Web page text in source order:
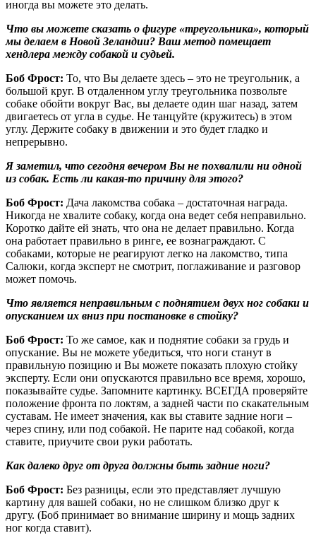
иногда вы можете это делать.
Что вы можете сказать о фигуре «треугольника», который
мы делаем в Новой Зеландии? Ваш метод помещает
хендлера между собакой и судьей.
Боб Фрост: То, что Вы делаете здесь – это не треугольник, а
большой круг. В отдаленном углу треугольника позвольте
собаке обойти вокруг Вас, вы делаете один шаг назад, затем
двигаетесь от угла в судье. Не танцуйте (кружитесь) в этом
углу. Держите собаку в движении и это будет гладко и
непрерывно.
Я заметил, что сегодня вечером Вы не похвалили ни одной
из собак. Есть ли какая-то причину для этого?
Боб Фрост: Дача лакомства собака – достаточная награда.
Никогда не хвалите собаку, когда она ведет себя неправильно.
Коротко дайте ей знать, что она не делает правильно. Когда
она работает правильно в ринге, ее вознаграждают. С
собаками, которые не реагируют легко на лакомство, типа
Салюки, когда эксперт не смотрит, поглаживание и разговор
может помочь.
Что является неправильным с поднятием двух ног собаки и
опусканием их вниз при постановке в стойку?
Боб Фрост: То же самое, как и поднятие собаки за грудь и
опускание. Вы не можете убедиться, что ноги станут в
правильную позицию и Вы можете показать плохую стойку
эксперту. Если они опускаются правильно все время, хорошо,
показывайте судье. Запомните картинку. ВСЕГДА проверяйте
положение фронта по локтям, а задней части по скакательным
суставам. Не имеет значения, как вы ставите задние ноги –
через спину, или под собакой. Не парите над собакой, когда
ставите, приучите свои руки работать.
Как далеко друг от друга должны быть задние ноги?
Боб Фрост: Без разницы, если это представляет лучшую
картину для вашей собаки, но не слишком близко друг к
другу. (Боб принимает во внимание ширину и мощь задних
ног когда ставит).